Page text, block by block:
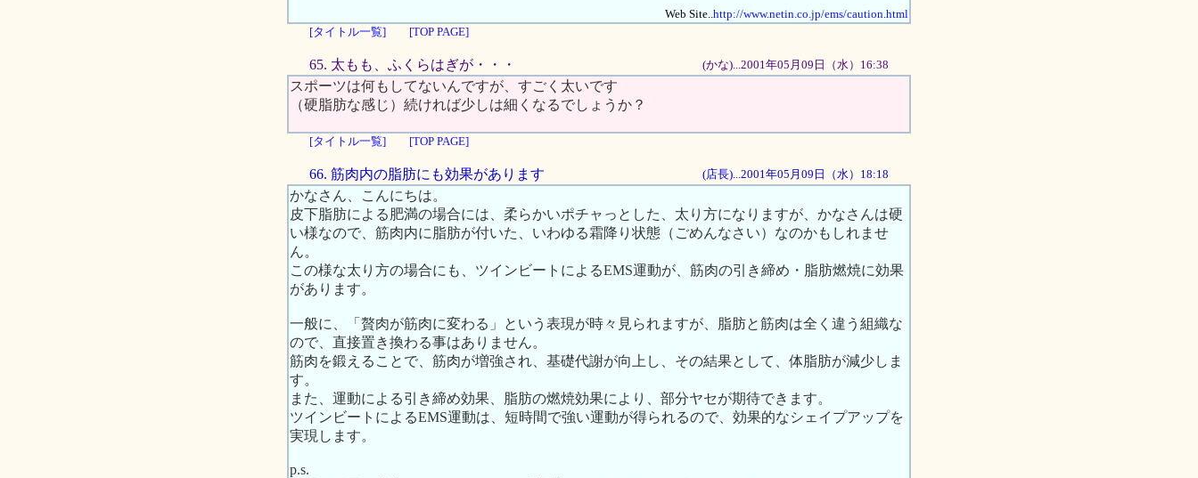
Web Site..http://www.netin.co.jp/ems/caution.html
[タイトル一覧]
[TOP PAGE]
65. 太もも、ふくらはぎが・・・ (かな)...2001年05月09日（水）16:38
スポーツは何もしてないんですが、すごく太いです
（硬脂肪な感じ）続ければ少しは細くなるでしょうか？
[タイトル一覧] [TOP PAGE]
66. 筋肉内の脂肪にも効果があります (店長)...2001年05月09日（水）18:18
かなさん、こんにちは。
皮下脂肪による肥満の場合には、柔らかいポチャっとした、太り方になりますが、かなさんは硬
い様なので、筋肉内に脂肪が付いた、いわゆる霜降り状態（ごめんなさい）なのかもしれませ
ん。
この様な太り方の場合にも、ツインビートによるEMS運動が、筋肉の引き締め・脂肪燃焼に効果
があります。
一般に、「贅肉が筋肉に変わる」という表現が時々見られますが、脂肪と筋肉は全く違う組織な
ので、直接置き換わる事はありません。
筋肉を鍛えることで、筋肉が増強され、基礎代謝が向上し、その結果として、体脂肪が減少しま
す。
また、運動による引き締め効果、脂肪の燃焼効果により、部分ヤセが期待できます。
ツインビートによるEMS運動は、短時間で強い運動が得られるので、効果的なシェイプアップを
実現します。
p.s.